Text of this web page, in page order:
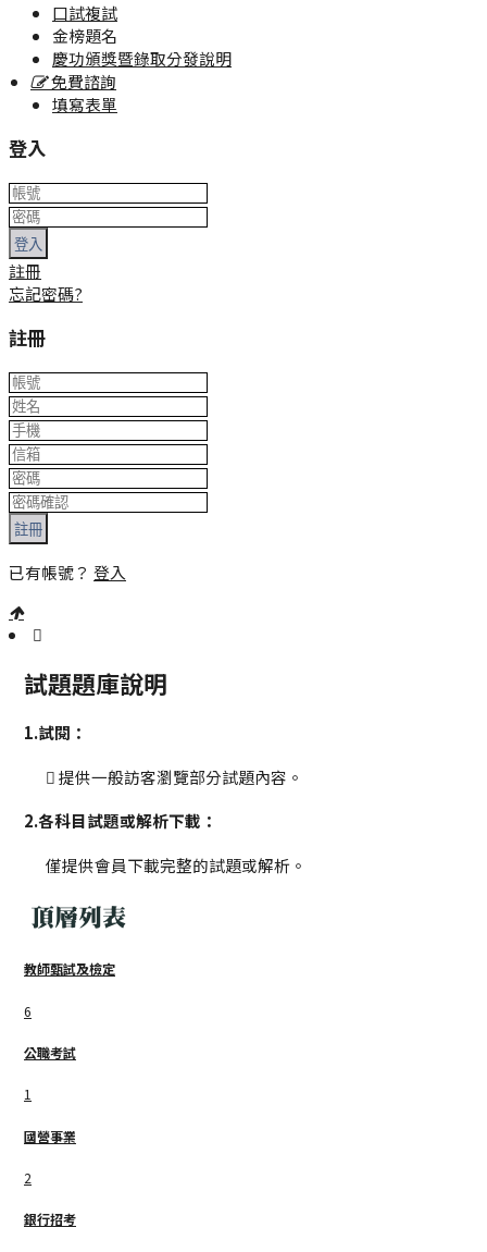
口試複試
金榜題名
慶功頒獎暨錄取分發說明
免費諮詢
填寫表單
登入
登入
註冊
忘記密碼?
註冊
註冊
已有帳號？ 登入
:::
試題題庫說明
1.試閱：
提供一般訪客瀏覽部分試題內容。
2.各科目試題或解析下載：
僅提供會員下載完整的試題或解析。
頂層列表
教師甄試及檢定
6
公職考試
1
國營事業
2
銀行招考